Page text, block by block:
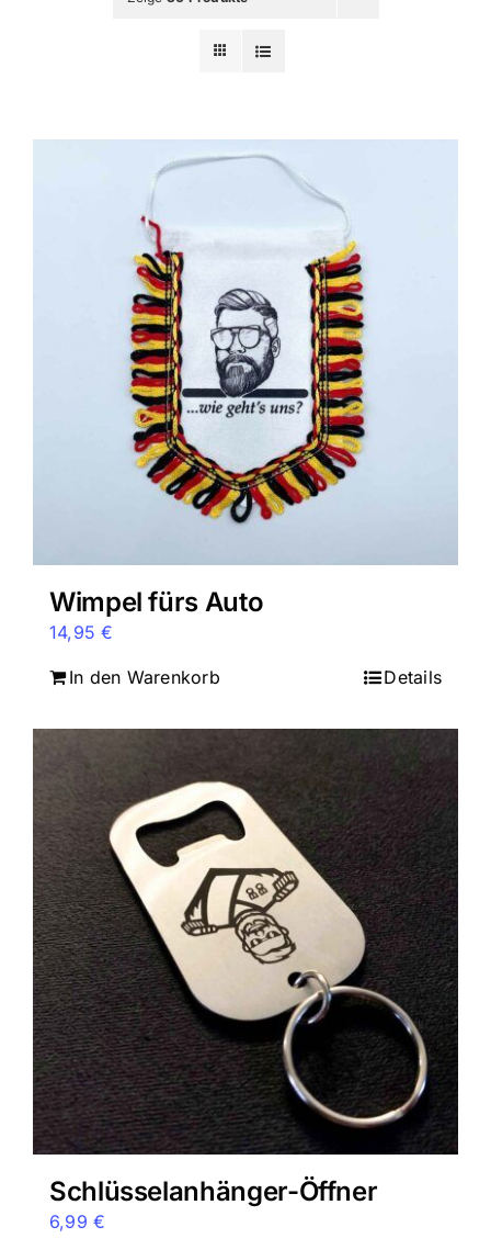
Wimpel fürs Auto
14,95€
In den Warenkorb Details
Schlüsselanhänger-Öffner
6,99€